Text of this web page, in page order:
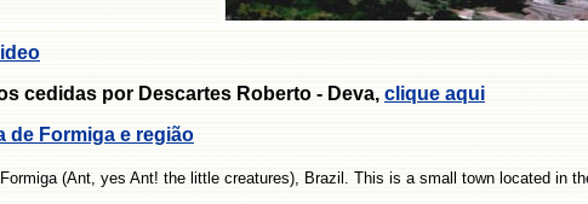
cedidas por Descartes Roberto - Deva, clique aqui
de Formiga e região
(Ant, yes Ant! the little creatures), Brazil. This is a small town located in